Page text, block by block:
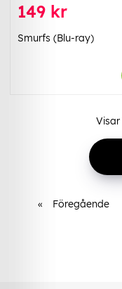
149 kr
Smurfs (Blu-ray)
Visar
« Föregående